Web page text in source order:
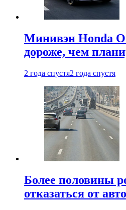
Минивэн Honda
дороже, чем
2 года спустя2 года спустя
Более половины
отказаться от